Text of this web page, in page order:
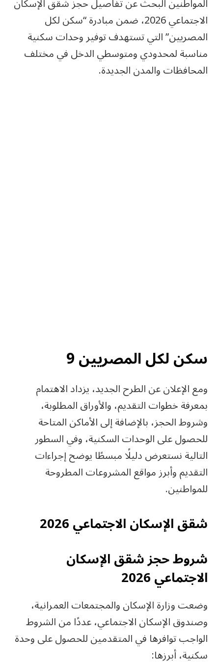
الاجتماعي 2026، ضمن مبادرة “سكن لكل
المصريين” التي تستهدف توفير وحدات سكنية
مناسبة لمحدودي ومتوسطي الدخل في مختلف
المحافظات والمدن الجديدة.
سكن لكل المصريين 9
ومع الإعلان عن الطرح الجديد، يزداد الاهتمام
بمعرفة خطوات التقديم، والأوراق المطلوبة،
وشروط الحجز، بالإضافة إلى الأماكن المتاحة
للحصول على الوحدات السكنية، وفي السطور
التالية نستعرض دليلًا مبسطًا يوضح إجراءات
التقديم وأبرز مواقع المشروعات المطروحة
للمواطنين.
شقق الإسكان الاجتماعي 2026
شروط حجز شقق الإسكان
الاجتماعي 2026
وضعت وزارة الإسكان والمجتمعات العمرانية،
وصندوق الإسكان الاجتماعي، عددًا من الشروط
الواجب توافرها في المتقدمين للحصول على وحدة
سكنية، أبرزها: